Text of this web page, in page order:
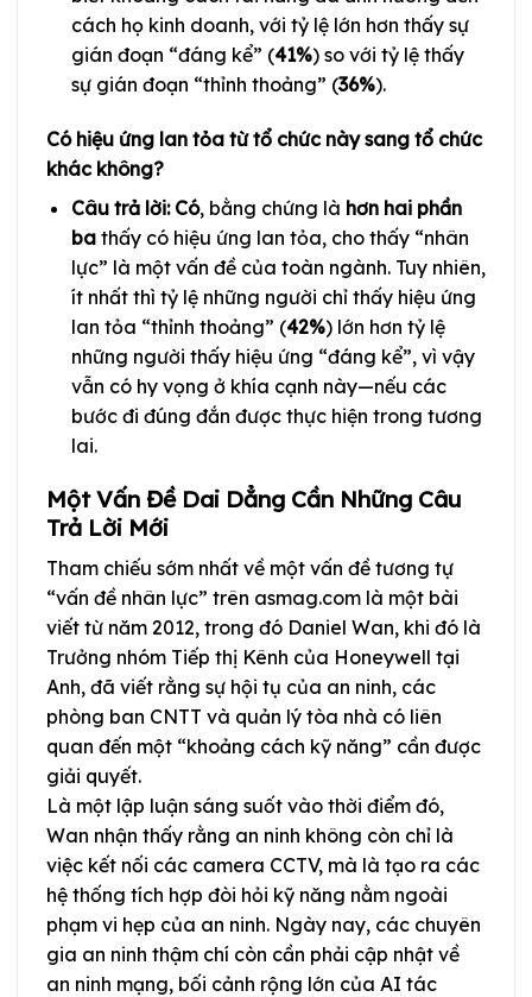
cách họ kinh doanh, với tỷ lệ lớn hơn thấy sự
gián đoạn “đáng kể” (41%) so với tỷ lệ thấy
sự gián đoạn “thỉnh thoảng” (36%).
Có hiệu ứng lan tỏa từ tổ chức này sang tổ chức
khác không?
Câu trả lời: Có, bằng chứng là hơn hai phần
bathấy có hiệu ứng lan tỏa, cho thấy “nhân
lực” là một vấn đề của toàn ngành. Tuy nhiên,
ít nhất thì tỷ lệ những người chỉ thấy hiệu ứng
lan tỏa “thỉnh thoảng” (42%) lớn hơn tỷ lệ
những người thấy hiệu ứng “đáng kể”, vì vậy
vẫn có hy vọng ở khía cạnh này—nếu các
bước đi đúng đắn được thực hiện trong tương
lai.
Một Vấn Đề Dai Dẳng Cần Những Câu
Trả Lời Mới
Tham chiếu sớm nhất về một vấn đề tương tự
“vấn đề nhân lực” trên asmag.com là một bài
viết từ năm 2012, trong đó Daniel Wan, khi đó là
Trưởng nhóm Tiếp thị Kênh của Honeywell tại
Anh, đã viết rằng sự hội tụ của an ninh, các
phòng ban CNTT và quản lý tòa nhà có liên
quan đến một “khoảng cách kỹ năng” cần được
giải quyết.
Là một lập luận sáng suốt vào thời điểm đó,
Wan nhận thấy rằng an ninh không còn chỉ là
việc kết nối các camera CCTV, mà là tạo ra các
hệ thống tích hợp đòi hỏi kỹ năng nằm ngoài
phạm vi hẹp của an ninh. Ngày nay, các chuyên
gia an ninh thậm chí còn cần phải cập nhật về
an ninh mạng, bối cảnh rộng lớn của AI tác